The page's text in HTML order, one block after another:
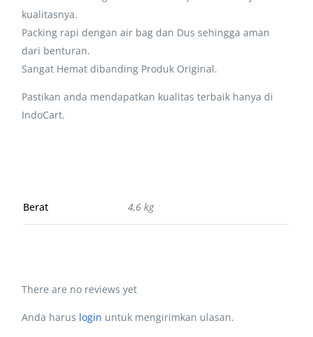
kualitasnya.
Packing rapi dengan air bag dan Dus sehingga aman
dari benturan.
Sangat Hemat dibanding Produk Original.
Pastikan anda mendapatkan kualitas terbaik hanya di
IndoCart.
Berat 4,6 kg
There are no reviews yet
Anda harus login untuk mengirimkan ulasan.